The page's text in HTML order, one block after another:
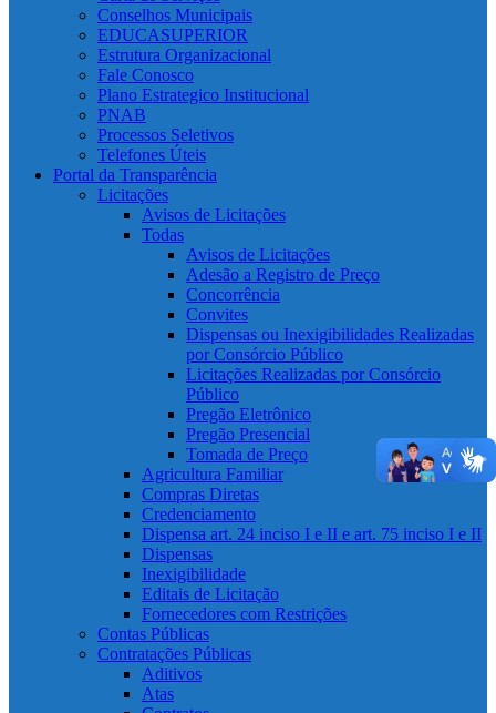
Conselhos Municipais
EDUCASUPERIOR
Estrutura Organizacional
Fale Conosco
Plano Estrategico Institucional
PNAB
Processos Seletivos
Telefones Úteis
Portal da Transparência
Licitações
Avisos de Licitações
Todas
Avisos de Licitações
Adesão a Registro de Preço
Concorrência
Convites
Dispensas ou Inexigibilidades Realizadas
por Consórcio Público
Licitações Realizadas por Consórcio
Público
Pregão Eletrônico
Pregão Presencial
Tomada de Preço
Agricultura Familiar
Compras Diretas
Credenciamento
Dispensa art. 24 inciso I e II e art. 75 inciso I e II
Dispensas
Inexigibilidade
Editais de Licitação
Fornecedores com Restrições
Contas Públicas
Contratações Públicas
Aditivos
Atas